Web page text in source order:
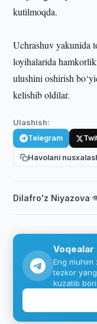
kutilmoqda.
Uchrashuv yakunida
loyihalarida
ulushini oshirish
kelishib oldilar.
Ulashish:
Telegram
Havolani
Dilafro'z Niyazova·
Voqealar
Eng
tezkor
kuzatib